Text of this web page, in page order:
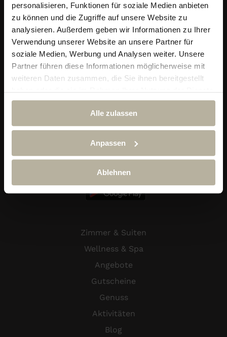
personalisieren, Funktionen für soziale Medien anbieten
zu können und die Zugriffe auf unsere Website zu
analysieren. Außerdem geben wir Informationen zu Ihrer
Verwendung unserer Website an unsere Partner für
soziale Medien, Werbung und Analysen weiter. Unsere
Partner führen diese Informationen möglicherweise mit
weiteren Daten zusammen, die Sie ihnen bereitgestellt
haben oder die sie im Rahmen Ihrer Nutzung der Dienste
gesammelt haben.
Alle zulassen
Anpassen
Ablehnen
Alpin & Wellness Resort Ludwig Royal
Im Dorf 29
87534 Oberstaufen-Steibis
Telefon: +49 (0) 838 689 10
reservierung@hotel-ludwig-royal.de
Zimmer & Suiten
Wellness & Spa
Angebote
Gutscheine
Genuss
Aktivitäten
Blog